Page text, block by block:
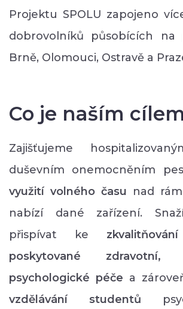
Projektu SPOLU zapojeno
dobrovolníků působících na
Brně, Olomouci, Ostravě a
Co je naším
Zajišťujeme
duševním onemocněním
využití volného času nad
nabízí dané zařízení.
přispívat ke
poskytované
psychologické péče a
vzdělávání studentů